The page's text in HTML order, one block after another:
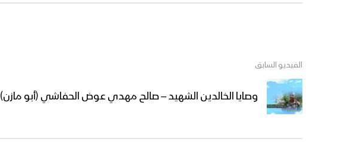
الفيديو السابق
وصايا الخالدين الشهيد – صالح مهدي عوض الحفاشي (أبو مازن)